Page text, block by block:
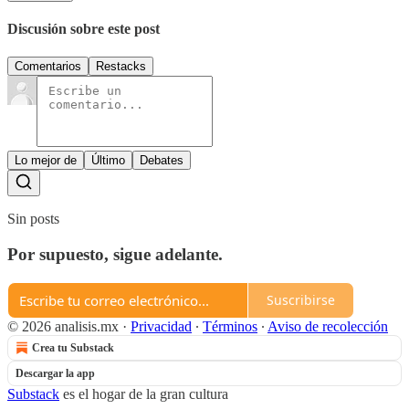
Discusión sobre este post
Comentarios Restacks
Lo mejor de Último Debates
Sin posts
Por supuesto, sigue adelante.
Suscribirse
© 2026 analisis.mx · Privacidad ∙ Términos ∙ Aviso de recolección
Crea tu Substack
Descargar la app
Substack es el hogar de la gran cultura